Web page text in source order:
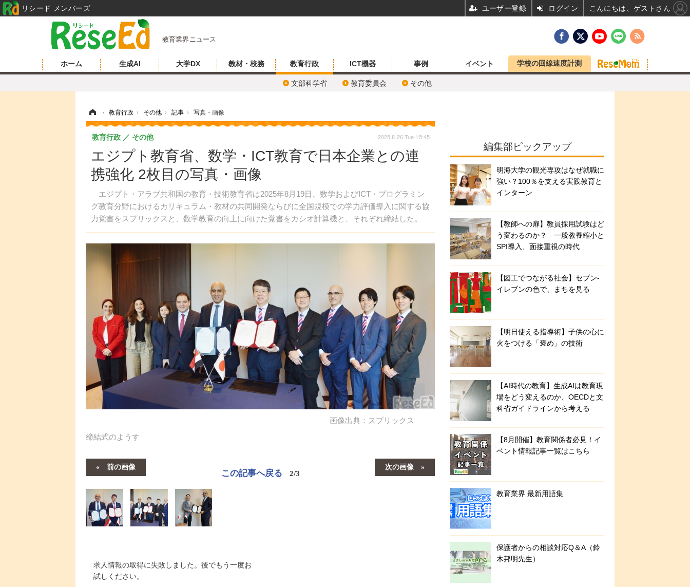
教育業界ニュース
ホーム 生成AI 大学DX 教材・校務 教育行政
文部科学省 教育委員会 その他
ICT機器 事例 イベント 学校の回線速度計測
› 教育行政 › その他 › 記事 › 写真・画像
エジプト教育省、数学・ICT教育で日本企業との連
携強化 2枚目の写真・画像
エジプト・アラブ共和国の教育・技術教育省は2025年8月19日、数学およびICT・プログラミン
グ教育分野におけるカリキュラム・教材の共同開発ならびに全国規模での学力評価導入に関する協
力覚書をスプリックスと、数学教育の向上に向けた覚書をカシオ計算機と、それぞれ締結した。
教育行政 その他 2025.8.26 Tue 15:45
画像出典：スプリックス
締結式のようす
前の画像 次の画像
この記事へ戻る 2/3
求人情報の取得に失敗しました。後でもう一度お
試しください。
編集部ピックアップ
明海大学の観光専攻はなぜ就職に
強い？100％を支える実践教育と
インターン
【教師への扉】教員採用試験はど
う変わるのか？ 一般教養縮小と
SPI導入、面接重視の時代
【図工でつながる社会】セブン‐
イレブンの色で、まちを見る
【明日使える指導術】子供の心に
火をつける「褒め」の技術
【AI時代の教育】生成AIは教育現
場をどう変えるのか、OECDと文
科省ガイドラインから考える
【8月開催】教育関係者必見！イ
ベント情報記事一覧はこちら
教育業界 最新用語集
保護者からの相談対応Q＆A（鈴
木邦明先生）
リシード メンバーズ ユーザー登録 ログイン こんにちは、ゲストさん